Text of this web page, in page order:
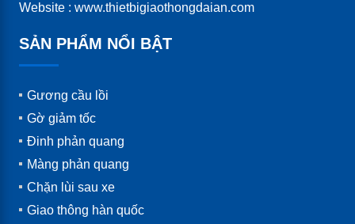
Website : www.thietbigiaothongdaian.com
SẢN PHẨM NỔI BẬT
Gương cầu lồi
Gờ giảm tốc
Đinh phản quang
Màng phản quang
Chặn lùi sau xe
Giao thông hàn quốc